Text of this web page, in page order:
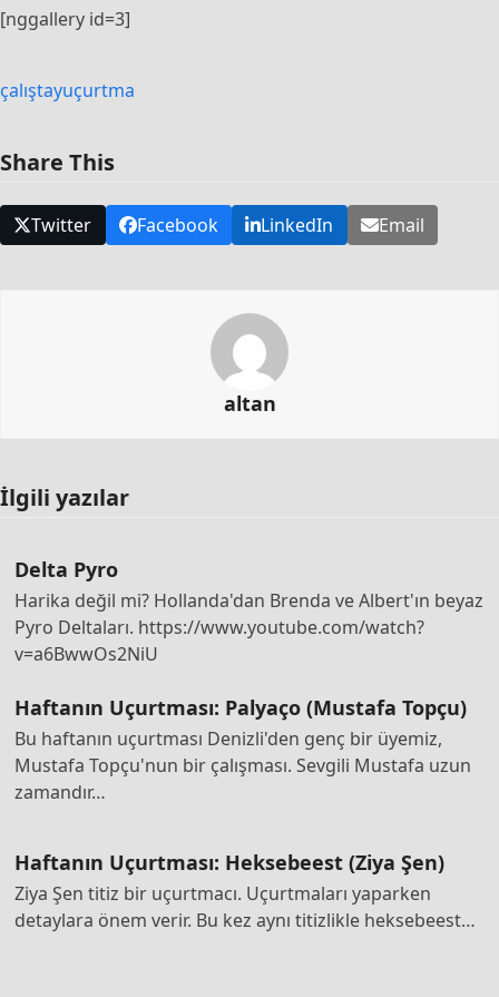
[nggallery id=3]
çalıştayuçurtma
Share This
Twitter Facebook LinkedIn Email
altan
İlgili yazılar
Delta Pyro
Harika değil mi? Hollanda'dan Brenda ve Albert'ın beyaz
Pyro Deltaları. https://www.youtube.com/watch?
v=a6BwwOs2NiU
Haftanın Uçurtması: Palyaço (Mustafa Topçu)
Bu haftanın uçurtması Denizli'den genç bir üyemiz,
Mustafa Topçu'nun bir çalışması. Sevgili Mustafa uzun
zamandır…
Haftanın Uçurtması: Heksebeest (Ziya Şen)
Ziya Şen titiz bir uçurtmacı. Uçurtmaları yaparken
detaylara önem verir. Bu kez aynı titizlikle heksebeest…